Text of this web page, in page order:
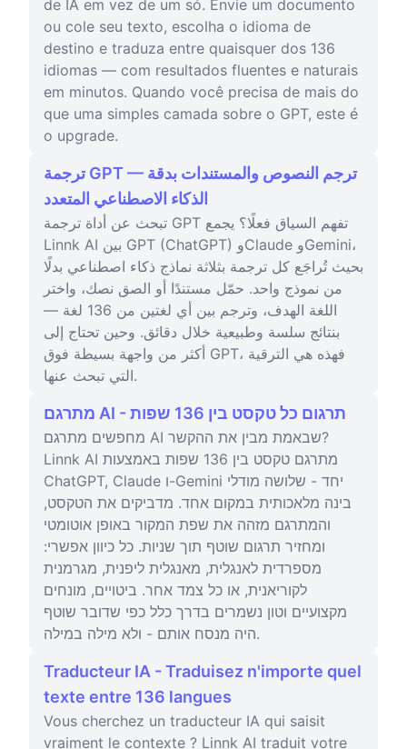
de IA em vez de um só. Envie um documento
ou cole seu texto, escolha o idioma de
destino e traduza entre quaisquer dos 136
idiomas — com resultados fluentes e naturais
em minutos. Quando você precisa de mais do
que uma simples camada sobre o GPT, este é
o upgrade.
ترجمة GPT — ترجم النصوص والمستندات بدقة
الذكاء الاصطناعي المتعدد
تبحث عن أداة ترجمة GPT تفهم السياق فعلًا؟ يجمع
Linnk AI بين GPT (ChatGPT) وClaude وGemini،
بحيث تُراجَع كل ترجمة بثلاثة نماذج ذكاء اصطناعي بدلًا
من نموذج واحد. حمّل مستندًا أو الصق نصك، واختر
اللغة الهدف، وترجم بين أي لغتين من 136 لغة —
بنتائج سلسة وطبيعية خلال دقائق. وحين تحتاج إلى
أكثر من واجهة بسيطة فوق GPT، فهذه هي الترقية
التي تبحث عنها.
מתרגם AI - תרגום כל טקסט בין 136 שפות
מחפשים מתרגם AI שבאמת מבין את ההקשר?
Linnk AI מתרגם טקסט בין 136 שפות באמצעות
ChatGPT, Claude ו-Gemini יחד - שלושה מודלי
בינה מלאכותית במקום אחד. מדביקים את הטקסט,
והמתרגם מזהה את שפת המקור באופן אוטומטי
ומחזיר תרגום שוטף תוך שניות. כל כיוון אפשרי:
מספרדית לאנגלית, מאנגלית ליפנית, מגרמנית
לקוריאנית, או כל צמד אחר. ביטויים, מונחים
מקצועיים וטון נשמרים בדרך כלל כפי שדובר שוטף
היה מנסח אותם - ולא מילה במילה.
Traducteur IA - Traduisez n'importe quel
texte entre 136 langues
Vous cherchez un traducteur IA qui saisit
vraiment le contexte ? Linnk AI traduit votre